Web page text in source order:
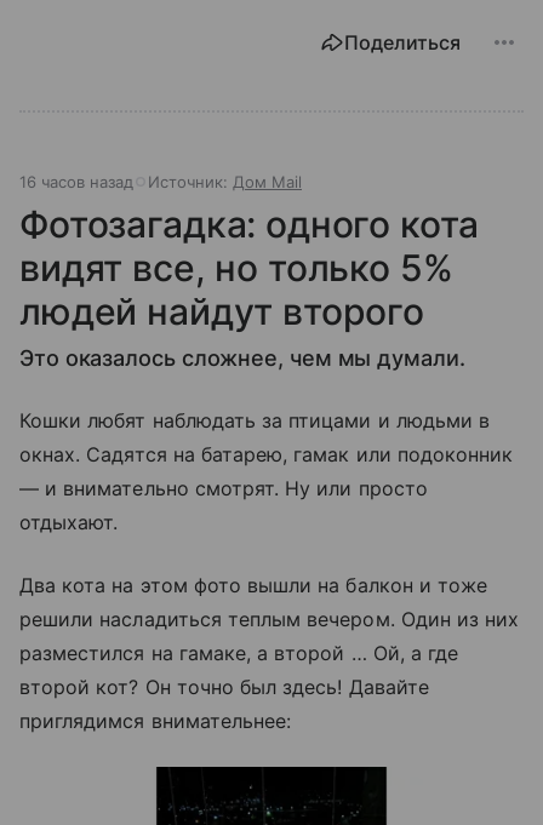
Поделиться
16 часов назад Источник: Дом Mail
Фотозагадка: одного кота
видят все, но только 5%
людей найдут второго
Это оказалось сложнее, чем мы думали.
Кошки любят наблюдать за птицами и людьми в
окнах. Садятся на батарею, гамак или подоконник
— и внимательно смотрят. Ну или просто
отдыхают.
Два кота на этом фото вышли на балкон и тоже
решили насладиться теплым вечером. Один из них
разместился на гамаке, а второй … Ой, а где
второй кот? Он точно был здесь! Давайте
приглядимся внимательнее: